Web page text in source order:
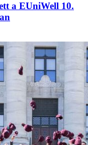
a EUniWell 10.